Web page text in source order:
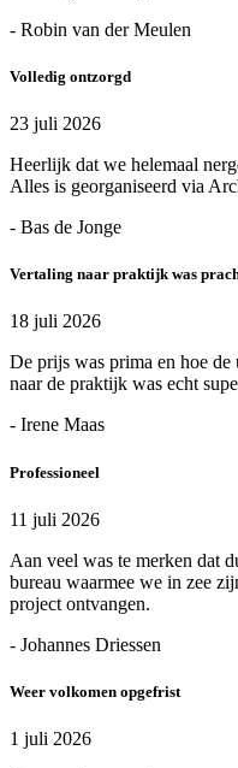
- Robin van der Meulen
Volledig ontzorgd
23 juli 2026
Heerlijk dat we helemaal
Alles is georganiseerd via
- Bas de Jonge
Vertaling naar praktijk was
18 juli 2026
De prijs was prima en hoe de
naar de praktijk was echt
- Irene Maas
Professioneel
11 juli 2026
Aan veel was te merken dat
bureau waarmee we in zee
project ontvangen.
- Johannes Driessen
Weer volkomen opgefrist
1 juli 2026